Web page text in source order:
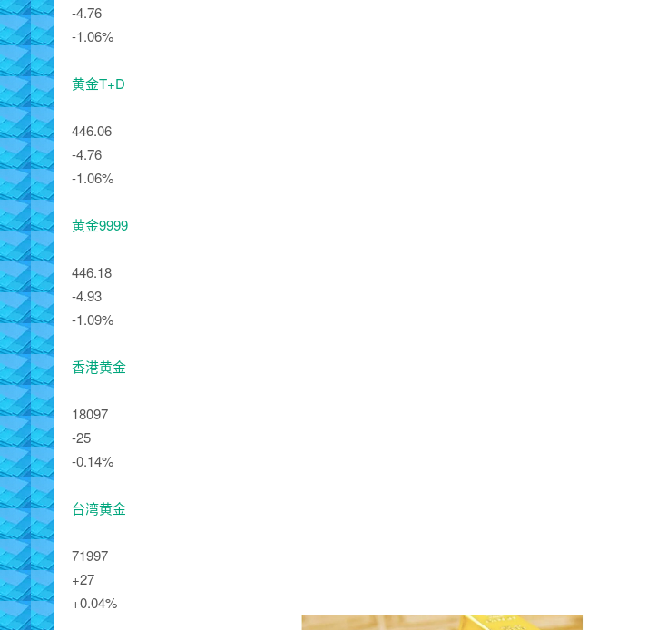
-4.76
-1.06%
黄金T+D
446.06
-4.76
-1.06%
黄金9999
446.18
-4.93
-1.09%
香港黄金
18097
-25
-0.14%
台湾黄金
71997
+27
+0.04%